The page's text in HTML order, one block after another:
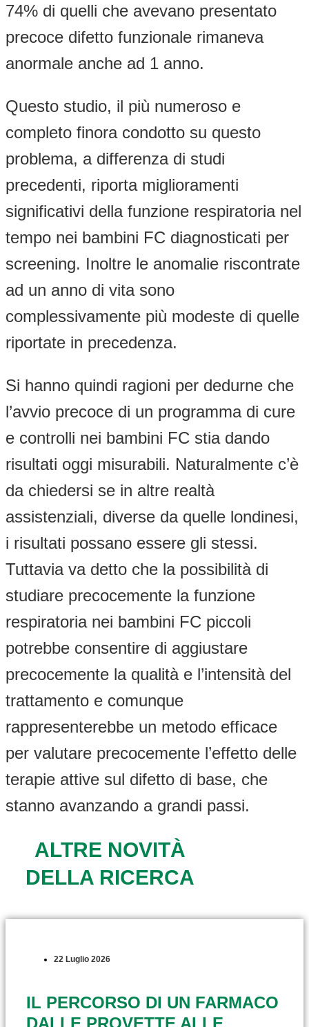
74% di quelli che avevano presentato
precoce difetto funzionale rimaneva
anormale anche ad 1 anno.
Questo studio, il più numeroso e
completo finora condotto su questo
problema, a differenza di studi
precedenti, riporta miglioramenti
significativi della funzione respiratoria nel
tempo nei bambini FC diagnosticati per
screening. Inoltre le anomalie riscontrate
ad un anno di vita sono
complessivamente più modeste di quelle
riportate in precedenza.
Si hanno quindi ragioni per dedurne che
l’avvio precoce di un programma di cure
e controlli nei bambini FC stia dando
risultati oggi misurabili. Naturalmente c’è
da chiedersi se in altre realtà
assistenziali, diverse da quelle londinesi,
i risultati possano essere gli stessi.
Tuttavia va detto che la possibilità di
studiare precocemente la funzione
respiratoria nei bambini FC piccoli
potrebbe consentire di aggiustare
precocemente la qualità e l’intensità del
trattamento e comunque
rappresenterebbe un metodo efficace
per valutare precocemente l’effetto delle
terapie attive sul difetto di base, che
stanno avanzando a grandi passi.
ALTRE NOVITÀ
DELLA RICERCA
22 Luglio 2026
IL PERCORSO DI UN FARMACO
DALLE PROVETTE ALLE